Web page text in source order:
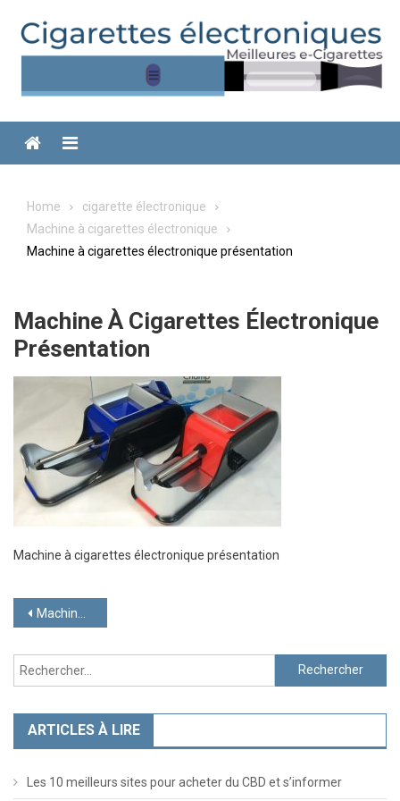
content
Menu
Home
cigarette électronique
Machine à cigarettes électronique
Machine à cigarettes électronique présentation
Machine À Cigarettes Électronique
Présentation
Machine à cigarettes électronique présentation
Navigation
de
l’article
Machine à cigarettes électronique
Rechercher :
ARTICLES À LIRE
Les 10 meilleurs sites pour acheter du CBD et s’informer